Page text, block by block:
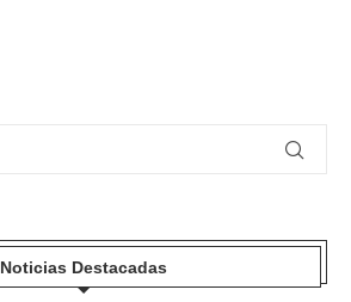
Noticias Destacadas